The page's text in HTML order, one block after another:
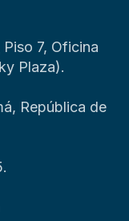
7, Oficina
Plaza).
República de